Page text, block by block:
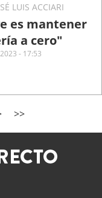
LUIS ACCIARI
es mantener
a cero"
- 17:53
>>